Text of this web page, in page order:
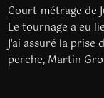
Court-métrage de
Le tournage a eu
J'ai assuré la prise
perche, Martin